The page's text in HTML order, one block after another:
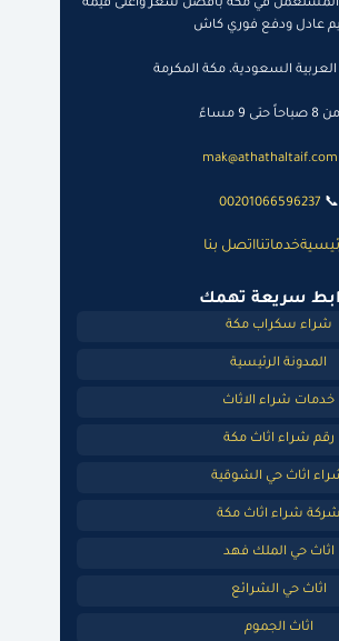
المستعمل في مكة بأفضل سعر وأعلى قيمة
عادل ودفع فوري كاش
السعودية، مكة المكرمة
9 مساءً
mak@athathaltaif.com
📞
00201066596237
خدماتنااتصل بنا
سريعة تهمك
شراء سكراب مكة
المدونة الرئيسية
خدمات شراء الاثاث
رقم شراء اثاث مكة
اثاث حي الشوقية
شركة شراء اثاث مكة
اثاث حي الملك فهد
اثاث حي الشرائع
اثاث الجموم